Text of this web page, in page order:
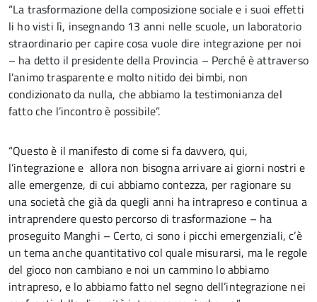
“La trasformazione della composizione sociale e i suoi effetti
li ho visti lì, insegnando 13 anni nelle scuole, un laboratorio
straordinario per capire cosa vuole dire integrazione per noi
– ha detto il presidente della Provincia – Perché è attraverso
l’animo trasparente e molto nitido dei bimbi, non
condizionato da nulla, che abbiamo la testimonianza del
fatto che l’incontro è possibile”.
“Questo è il manifesto di come si fa davvero, qui,
l’integrazione e allora non bisogna arrivare ai giorni nostri e
alle emergenze, di cui abbiamo contezza, per ragionare su
una società che già da quegli anni ha intrapreso e continua a
intraprendere questo percorso di trasformazione – ha
proseguito Manghi – Certo, ci sono i picchi emergenziali, c’è
un tema anche quantitativo col quale misurarsi, ma le regole
del gioco non cambiano e noi un cammino lo abbiamo
intrapreso, e lo abbiamo fatto nel segno dell’integrazione nei